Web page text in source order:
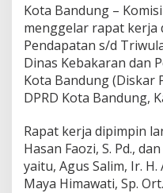
e
i
a
Kota Bandung –
menggelar rapat kerja
Pendapatan s/d
Dinas Kebakaran dan
Kota Bandung (Diskar
DPRD Kota Bandung,
Rapat kerja dipimpin
Hasan Faozi, S. Pd.,
yaitu, Agus Salim, Ir.
Maya Himawati, Sp. Ort.